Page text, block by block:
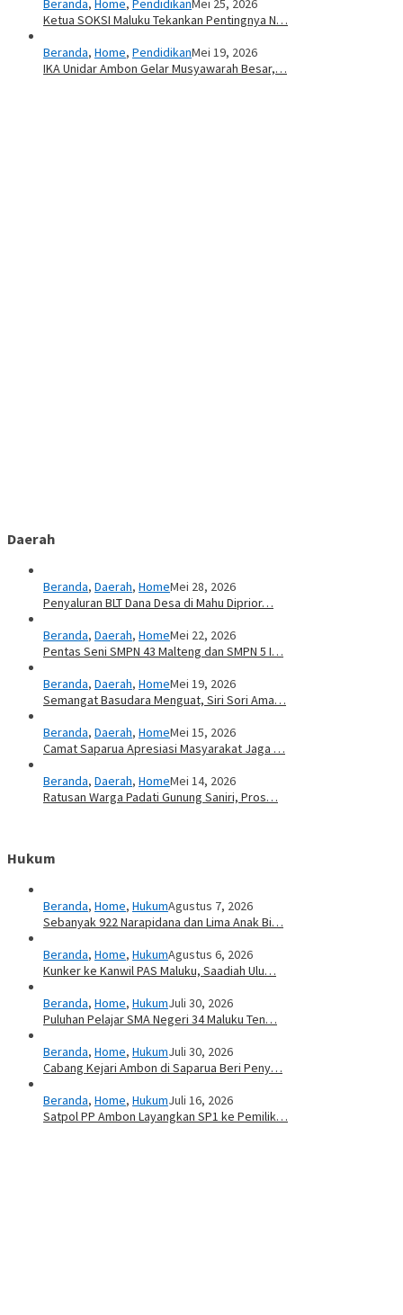
Beranda, Home, PendidikanMei 25, 2026
Ketua SOKSI Maluku Tekankan Pentingnya N…
Beranda, Home, PendidikanMei 19, 2026
IKA Unidar Ambon Gelar Musyawarah Besar,…
Daerah
Beranda, Daerah, HomeMei 28, 2026
Penyaluran BLT Dana Desa di Mahu Diprior…
Beranda, Daerah, HomeMei 22, 2026
Pentas Seni SMPN 43 Malteng dan SMPN 5 I…
Beranda, Daerah, HomeMei 19, 2026
Semangat Basudara Menguat, Siri Sori Ama…
Beranda, Daerah, HomeMei 15, 2026
Camat Saparua Apresiasi Masyarakat Jaga …
Beranda, Daerah, HomeMei 14, 2026
Ratusan Warga Padati Gunung Saniri, Pros…
Hukum
Beranda, Home, HukumAgustus 7, 2026
Sebanyak 922 Narapidana dan Lima Anak Bi…
Beranda, Home, HukumAgustus 6, 2026
Kunker ke Kanwil PAS Maluku, Saadiah Ulu…
Beranda, Home, HukumJuli 30, 2026
Puluhan Pelajar SMA Negeri 34 Maluku Ten…
Beranda, Home, HukumJuli 30, 2026
Cabang Kejari Ambon di Saparua Beri Peny…
Beranda, Home, HukumJuli 16, 2026
Satpol PP Ambon Layangkan SP1 ke Pemilik…